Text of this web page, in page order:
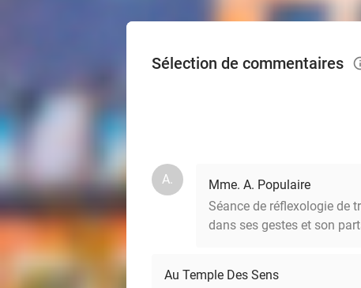
Sélection de commentaires
A.
Mme. A. Populaire
Séance de réflexologie de
dans ses gestes et son
Au Temple Des Sens